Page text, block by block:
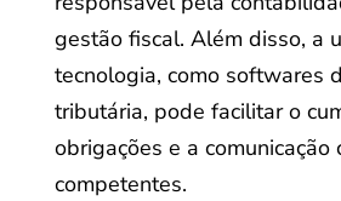
gestão fiscal. Além disso, a
tecnologia, como softwares
tributária, pode facilitar o
obrigações e a comunicação
competentes.